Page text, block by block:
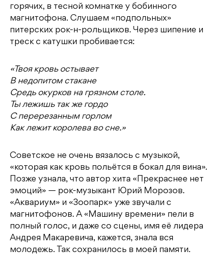
горячих, в тесной комнатке у бобинного
магнитофона. Слушаем «подпольных»
питерских рок-н-рольщиков. Через шипение и
треск с катушки пробивается:
«Твоя кровь остывает
В недопитом стакане
Средь окурков на грязном столе.
Ты лежишь так же гордо
С перерезанным горлом
Как лежит королева во сне.»
Советское не очень вязалось с музыкой,
«которая как кровь польётся в бокал для вина».
Позже узнала, что автор хита «Прекраснее нет
эмоций» — рок-музыкант Юрий Морозов.
«Аквариум» и «Зоопарк» уже звучали с
магнитофонов. А «Машину времени» пели в
полный голос, и даже со сцены, имя её лидера
Андрея Макаревича, кажется, знала вся
молодежь. Так сохранилось в моей памяти.